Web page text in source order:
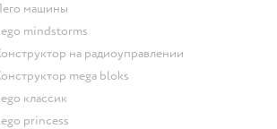
Лего машины
Lego mindstorms
Конструктор на радиоуправлении
Конструктор mega bloks
Lego классик
Lego princess